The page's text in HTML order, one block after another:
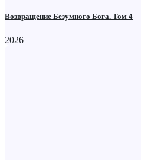
Возвращение Безумного Бога. Том 4
2026